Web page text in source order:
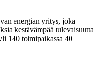
energian yritys, joka
kestävämpää tulevaisuutta
140 toimipaikassa 40